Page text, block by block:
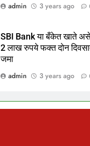
admin
3 years ago
SBI Bank या बँकेत खाते
2 लाख रुपये फक्त दोन
जमा
admin
3 years ago